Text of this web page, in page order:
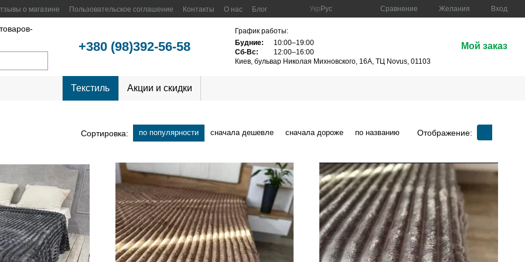
о магазине Пользовательское соглашение Контакты О нас Блог Укр Рус Сравнение Желания Вход
+380 (98)392-56-58
График работы:
Будние:
10:00–19:00
Сб-Вс:
12:00–16:00
Киев, бульвар Николая Михновского, 16А, ТЦ Novus, 01103
Мой заказ
Текстиль Акции и скидки
Сортировка: по популярности сначала дешевле сначала дороже по названию Отображение: